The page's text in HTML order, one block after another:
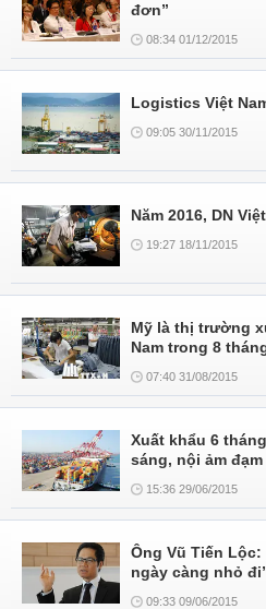
đơn”
08:34 01/12/2015
Logistics Việt
09:05 30/11/2015
Năm 2016, DN
19:27 18/11/2015
Mỹ là thị trường
Nam trong 8
07:40 31/08/2015
Xuất khẩu 6
sáng, nội ảm đạm
15:36 29/06/2015
Ông Vũ Tiến
ngày càng nhỏ
09:33 09/06/2015